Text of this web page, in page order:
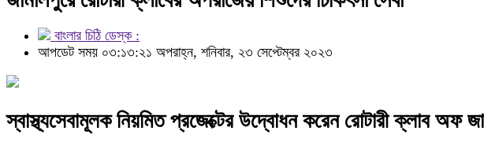
বাংলার চিঠি ডেস্ক :
আপডেট সময় ০৩:১৩:২১ অপরাহ্ন, শনিবার, ২৩ সেপ্টেম্বর ২০২৩
স্বাস্থ্যসেবামূলক নিয়মিত প্রজেক্টের উদ্বোধন করেন রোটারী ক্লাব অফ